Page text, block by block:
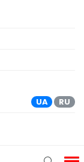
UA
RU